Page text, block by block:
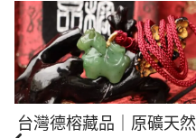
台灣德榕藏品｜原礦天然